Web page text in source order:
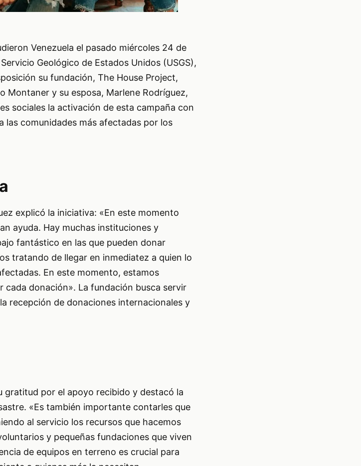
Venezuela el pasado miércoles 24 de
Geológico de Estados Unidos (USGS),
su fundación, The House Project,
Montaner y su esposa, Marlene Rodríguez,
sociales la activación de esta campaña con
las comunidades más afectadas por los
explicó la iniciativa: «En este momento
ayuda. Hay muchas instituciones y
fantástico en las que pueden donar
tratando de llegar en inmediatez a quien lo
En este momento, estamos
donación». La fundación busca servir
recepción de donaciones internacionales y
gratitud por el apoyo recibido y destacó la
«Es también importante contarles que
al servicio los recursos que hacemos
y pequeñas fundaciones que viven
de equipos en terreno es crucial para